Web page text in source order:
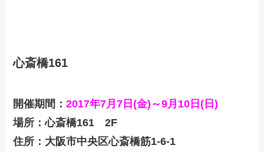
心斎橋161
開催期間：2017年7月7日(金)～9月10日(日)
場所：心斎橋161 2F
住所：大阪市中央区心斎橋筋1-6-1